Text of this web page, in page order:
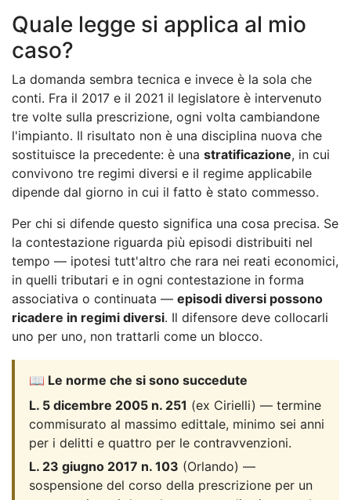
Quale legge si applica al mio
caso?
La domanda sembra tecnica e invece è la sola che
conti. Fra il 2017 e il 2021 il legislatore è intervenuto
tre volte sulla prescrizione, ogni volta cambiandone
l'impianto. Il risultato non è una disciplina nuova che
sostituisce la precedente: è una stratificazione, in cui
convivono tre regimi diversi e il regime applicabile
dipende dal giorno in cui il fatto è stato commesso.
Per chi si difende questo significa una cosa precisa. Se
la contestazione riguarda più episodi distribuiti nel
tempo — ipotesi tutt'altro che rara nei reati economici,
in quelli tributari e in ogni contestazione in forma
associativa o continuata — episodi diversi possono
ricadere in regimi diversi. Il difensore deve collocarli
uno per uno, non trattarli come un blocco.
📖 Le norme che si sono succedute
L. 5 dicembre 2005 n. 251 (ex Cirielli) — termine
commisurato al massimo edittale, minimo sei anni
per i delitti e quattro per le contravvenzioni.
L. 23 giugno 2017 n. 103 (Orlando) —
sospensione del corso della prescrizione per un